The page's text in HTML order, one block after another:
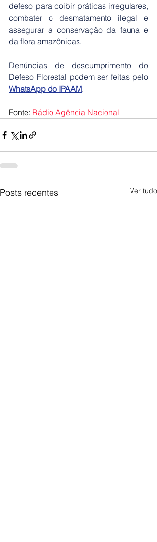
defeso para coibir práticas irregulares,
combater o desmatamento ilegal e
assegurar a conservação da fauna e
da flora amazônicas.
Denúncias de descumprimento do
WhatsApp do IPAAM.
Fonte: Rádio Agência Nacional
Posts recentes Ver tudo